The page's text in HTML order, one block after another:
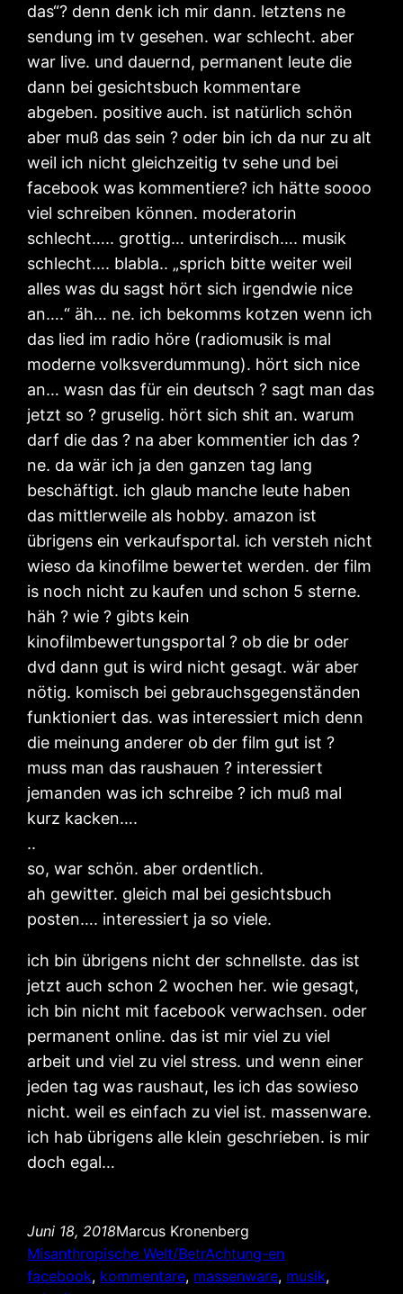
das“? denn denk ich mir dann. letztens ne
sendung im tv gesehen. war schlecht. aber
war live. und dauernd, permanent leute die
dann bei gesichtsbuch kommentare
abgeben. positive auch. ist natürlich schön
aber muß das sein ? oder bin ich da nur zu alt
weil ich nicht gleichzeitig tv sehe und bei
facebook was kommentiere? ich hätte soooo
viel schreiben können. moderatorin
schlecht….. grottig… unterirdisch…. musik
schlecht…. blabla.. „sprich bitte weiter weil
alles was du sagst hört sich irgendwie nice
an….“ äh… ne. ich bekomms kotzen wenn ich
das lied im radio höre (radiomusik is mal
moderne volksverdummung). hört sich nice
an… wasn das für ein deutsch ? sagt man das
jetzt so ? gruselig. hört sich shit an. warum
darf die das ? na aber kommentier ich das ?
ne. da wär ich ja den ganzen tag lang
beschäftigt. ich glaub manche leute haben
das mittlerweile als hobby. amazon ist
übrigens ein verkaufsportal. ich versteh nicht
wieso da kinofilme bewertet werden. der film
is noch nicht zu kaufen und schon 5 sterne.
häh ? wie ? gibts kein
kinofilmbewertungsportal ? ob die br oder
dvd dann gut is wird nicht gesagt. wär aber
nötig. komisch bei gebrauchsgegenständen
funktioniert das. was interessiert mich denn
die meinung anderer ob der film gut ist ?
muss man das raushauen ? interessiert
jemanden was ich schreibe ? ich muß mal
kurz kacken….
..
so, war schön. aber ordentlich.
ah gewitter. gleich mal bei gesichtsbuch
posten…. interessiert ja so viele.
ich bin übrigens nicht der schnellste. das ist
jetzt auch schon 2 wochen her. wie gesagt,
ich bin nicht mit facebook verwachsen. oder
permanent online. das ist mir viel zu viel
arbeit und viel zu viel stress. und wenn einer
jeden tag was raushaut, les ich das sowieso
nicht. weil es einfach zu viel ist. massenware.
ich hab übrigens alle klein geschrieben. is mir
doch egal…
Juni 18, 2018Marcus Kronenberg
Misanthropische Welt/BetrAchtung-en
facebook, kommentare, massenware, musik